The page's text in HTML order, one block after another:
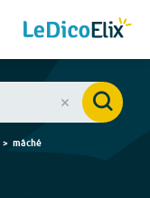
mâché